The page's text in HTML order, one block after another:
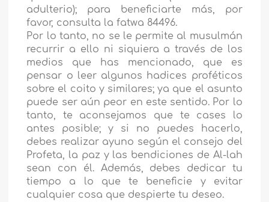
adulterio); para beneficiarte más, por
favor, consulta la fatwa 84496.
Por lo tanto, no se le permite al musulmán
recurrir a ello ni siquiera a través de los
medios que has mencionado, que es
pensar o leer algunos hadices proféticos
sobre el coito y similares; ya que el asunto
puede ser aún peor en este sentido. Por lo
tanto, te aconsejamos que te cases lo
antes posible; y si no puedes hacerlo,
debes realizar ayuno según el consejo del
Profeta, la paz y las bendiciones de Al-lah
sean con él. Además, debes dedicar tu
tiempo a lo que te beneficie y evitar
cualquier cosa que despierte tu deseo.